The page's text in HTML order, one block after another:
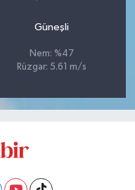
Güneşli
Nem: %47
Rüzgar: 5.61 m/s